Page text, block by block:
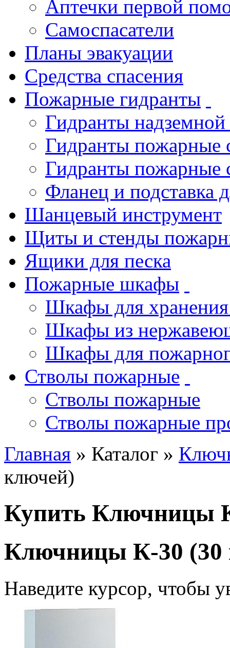
Аптечки первой
Самоспасатели
Планы эвакуации
Средства спасения
Пожарные гидранты
Гидранты
Гидранты пожарные
Гидранты пожарные
Фланец и подставка
Шанцевый инструмент
Щиты и стенды
Ящики для песка
Пожарные шкафы
Шкафы для хранения
Шкафы из
Шкафы для
Стволы пожарные
Стволы пожарные
Стволы пожарные
Главная » Каталог »
ключей)
Купить Ключницы
Ключницы К-30 (30
Наведите курсор, чтобы